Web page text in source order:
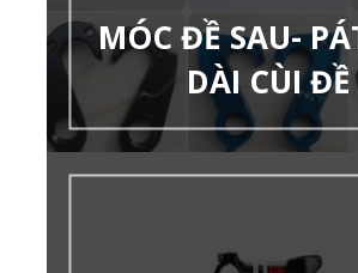
MÓC ĐỀ SAU-
DÀI CÙI ĐỀ